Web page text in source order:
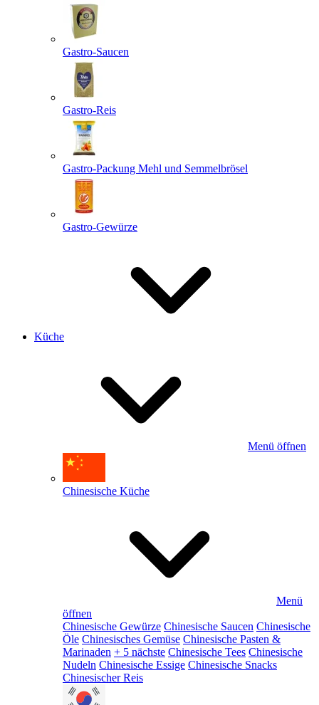
Gastro-Saucen
Gastro-Reis
Gastro-Packung Mehl und Semmelbrösel
Gastro-Gewürze
Küche
Menü öffnen
Chinesische Küche
Menü
öffnen
Chinesische Gewürze Chinesische Saucen Chinesische
Öle Chinesisches Gemüse Chinesische Pasten &
Marinaden + 5 nächste Chinesische Tees Chinesische
Nudeln Chinesische Essige Chinesische Snacks
Chinesischer Reis